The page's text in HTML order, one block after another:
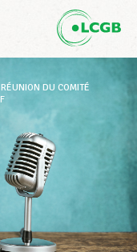
RÉUNION DU COMITÉ